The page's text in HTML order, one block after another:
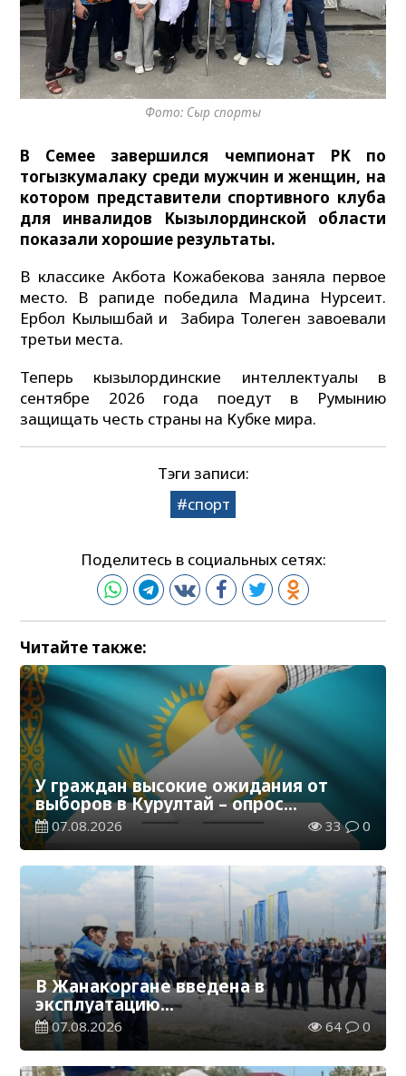
Фото: Сыр спорты
В Семее завершился чемпионат РК по
тогызкумалаку среди мужчин и женщин, на
котором представители спортивного клуба
для инвалидов Кызылординской области
показали хорошие результаты.
В классике Акбота Кожабекова заняла первое
место. В рапиде победила Мадина Нурсеит.
Ербол Кылышбай и Забира Толеген завоевали
третьи места.
Теперь кызылординские интеллектуалы в
сентябре 2026 года поедут в Румынию
защищать честь страны на Кубке мира.
Тэги записи:
спорт
Поделитесь в социальных сетях:
Читайте также:
У граждан высокие ожидания от
выборов в Курултай – опрос
общественного мнения
07.08.2026 33 0
В Жанакоргане введена в
эксплуатацию
водораспределительная станция
07.08.2026 64 0